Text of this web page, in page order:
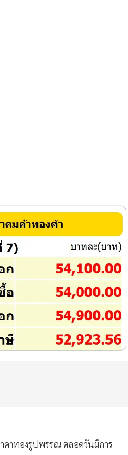
คาทองรูปพรรณ ตลอดวันมีการ